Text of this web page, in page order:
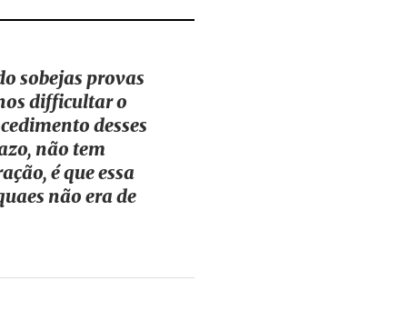
sobejas provas
difficultar o
desses
não tem
é que essa
não era de